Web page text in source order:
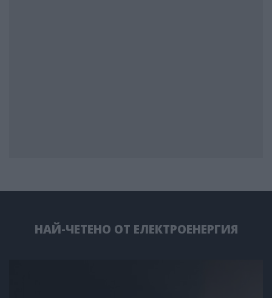
НАЙ-ЧЕТЕНО ОТ ЕЛЕКТРОЕНЕРГИЯ